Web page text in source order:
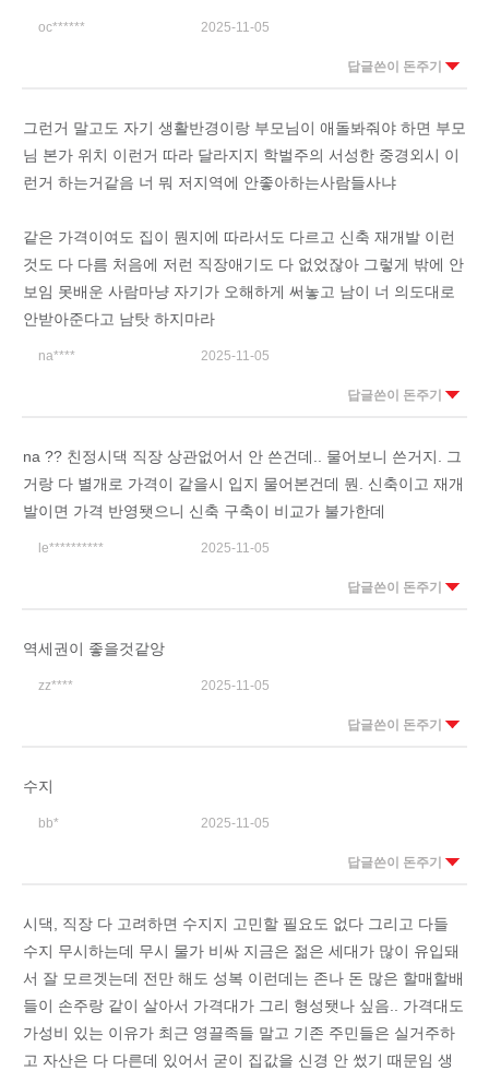
oc****** 2025-11-05
답글쓴이 돈주기
그런거 말고도 자기 생활반경이랑 부모님이 애돌봐줘야 하면 부모
님 본가 위치 이런거 따라 달라지지 학벌주의 서성한 중경외시 이
런거 하는거같음 너 뭐 저지역에 안좋아하는사람들사냐
같은 가격이여도 집이 뭔지에 따라서도 다르고 신축 재개발 이런
것도 다 다름 처음에 저런 직장애기도 다 없었잖아 그렇게 밖에 안
보임 못배운 사람마냥 자기가 오해하게 써놓고 남이 너 의도대로
안받아준다고 남탓 하지마라
na**** 2025-11-05
답글쓴이 돈주기
na ?? 친정시댁 직장 상관없어서 안 쓴건데.. 물어보니 쓴거지. 그
거랑 다 별개로 가격이 같을시 입지 물어본건데 뭔. 신축이고 재개
발이면 가격 반영됏으니 신축 구축이 비교가 불가한데
le********** 2025-11-05
답글쓴이 돈주기
역세권이 좋을것같앙
zz**** 2025-11-05
답글쓴이 돈주기
수지
bb* 2025-11-05
답글쓴이 돈주기
시댁, 직장 다 고려하면 수지지 고민할 필요도 없다 그리고 다들
수지 무시하는데 무시 물가 비싸 지금은 젊은 세대가 많이 유입돼
서 잘 모르겟는데 전만 해도 성복 이런데는 존나 돈 많은 할매할배
들이 손주랑 같이 살아서 가격대가 그리 형성됏나 싶음.. 가격대도
가성비 있는 이유가 최근 영끌족들 말고 기존 주민들은 실거주하
고 자산은 다 다른데 있어서 굳이 집값을 신경 안 썼기 때문임 생